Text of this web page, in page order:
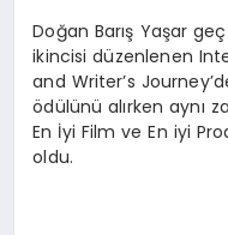
Doğan Barış Yaşar
ikincisi düzenlenen
and Writer’s
ödülünü alırken aynı
En İyi Film ve En iyi
oldu.